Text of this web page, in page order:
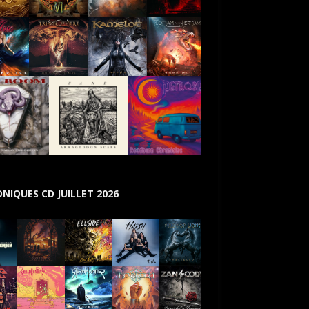
CD JUILLET 2026